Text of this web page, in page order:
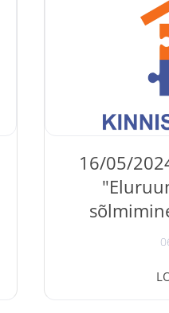
selle
pangalaenudest
baasteadmisi
teha
16/05/
Koolitus "